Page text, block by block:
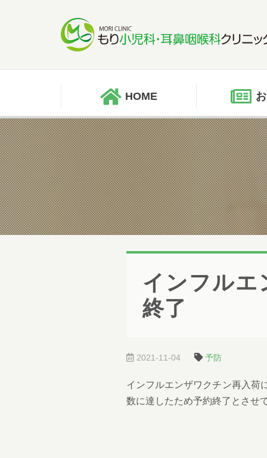
HOME
インフルエ
終了
2021-11-04 予防
インフルエンザワクチン再入荷
数に達したため予約終了とさせ